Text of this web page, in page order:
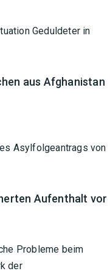
Geduldeter in
aus Afghanistan
Asylfolgeantrags von
Aufenthalt vor
Probleme beim
der